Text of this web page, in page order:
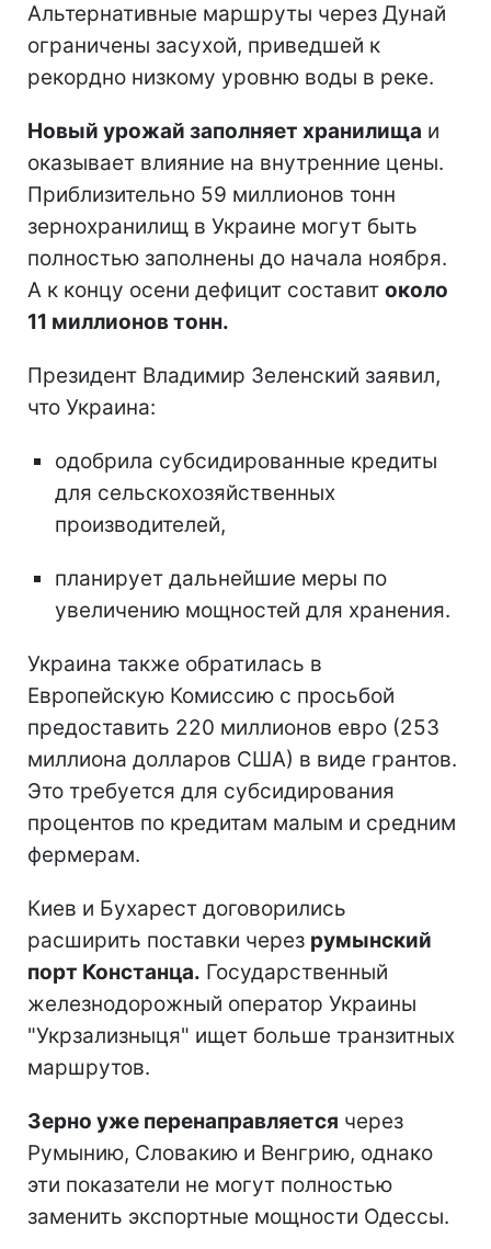
Альтернативные маршруты через Дунай
ограничены засухой, приведшей к
рекордно низкому уровню воды в реке.
Новый урожай заполняет хранилища и
оказывает влияние на внутренние цены.
Приблизительно 59 миллионов тонн
зернохранилищ в Украине могут быть
полностью заполнены до начала ноября.
А к концу осени дефицит составит около
11 миллионов тонн.
Президент Владимир Зеленский заявил,
что Украина:
одобрила субсидированные кредиты
для сельскохозяйственных
производителей,
планирует дальнейшие меры по
увеличению мощностей для хранения.
Украина также обратилась в
Европейскую Комиссию с просьбой
предоставить 220 миллионов евро (253
миллиона долларов США) в виде грантов.
Это требуется для субсидирования
процентов по кредитам малым и средним
фермерам.
Киев и Бухарест договорились
расширить поставки через румынский
порт Констанца. Государственный
железнодорожный оператор Украины
"Укрзализныця" ищет больше транзитных
маршрутов.
Зерно уже перенаправляется через
Румынию, Словакию и Венгрию, однако
эти показатели не могут полностью
заменить экспортные мощности Одессы.